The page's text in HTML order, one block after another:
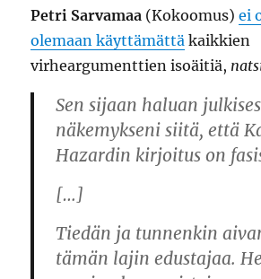
Petri Sarvamaa (Kokoomus)ei
olemaan käyttämättä kaikkien
virheargumenttien isoäitiä,
Sen sijaan haluan
näkemykseni siitä, että
Hazardin kirjoitus on
[…]
Tiedän ja tunnenkin
tämän lajin edustajaa.